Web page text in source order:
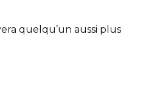
quelqu’un aussi plus